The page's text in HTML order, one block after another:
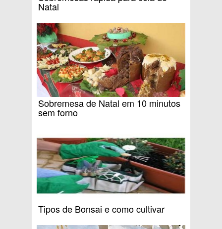
Natal
Sobremesa de Natal em 10 minutos
sem forno
Tipos de Bonsai e como cultivar